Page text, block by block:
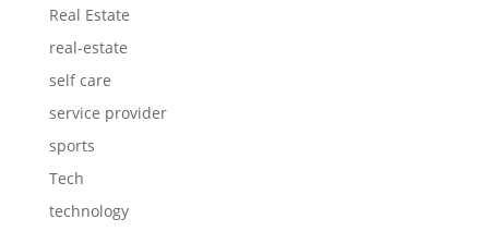
Real Estate
real-estate
self care
service provider
sports
Tech
technology